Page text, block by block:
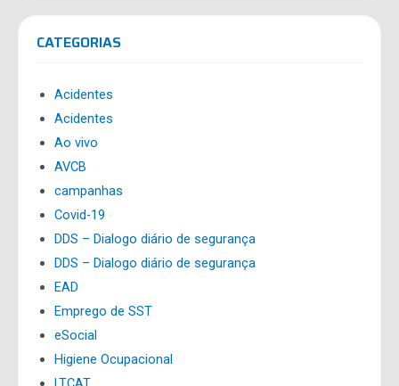
CATEGORIAS
Acidentes
Acidentes
Ao vivo
AVCB
campanhas
Covid-19
DDS – Dialogo diário de segurança
DDS – Dialogo diário de segurança
EAD
Emprego de SST
eSocial
Higiene Ocupacional